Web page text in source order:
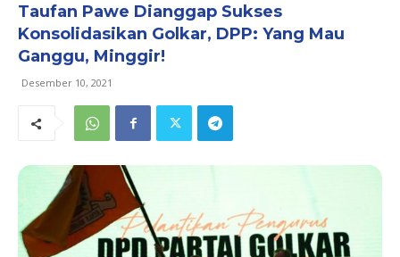
Taufan Pawe Dianggap Sukses
Konsolidasikan Golkar, DPP: Yang Mau
Ganggu, Minggir!
Desember 10, 2021